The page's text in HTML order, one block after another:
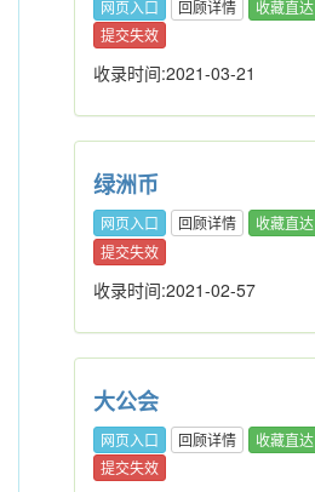
网页入口 回顾详情
收藏直达
提交失效
收录时间:2021-03-21
绿洲币
网页入口 回顾详情
收藏直达
提交失效
收录时间:2021-02-57
大公会
网页入口 回顾详情
收藏直达
提交失效